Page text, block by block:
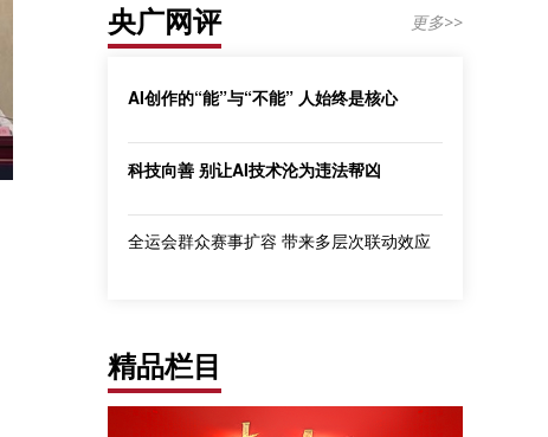
央广网评 更多>>
AI创作的“能”与“不能” 人始终是核心
科技向善 别让AI技术沦为违法帮凶
全运会群众赛事扩容 带来多层次联动效应
精品栏目